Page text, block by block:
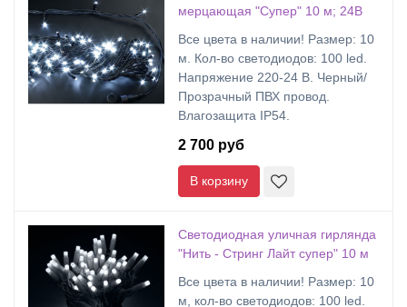
мерцающая "Супер" 10 м; 24В
Все цвета в наличии! Размер: 10
м. Кол-во светодиодов: 100 led.
Напряжение 220-24 В. Черный/
Прозрачный ПВХ провод.
Влагозащита IP54.
2 700 руб
В корзину
Светодиодная уличная гирлянда
"Нить - Стринг Лайт супер" 10 м
Все цвета в наличии! Размер: 10
м, кол-во светодиодов: 100 led.